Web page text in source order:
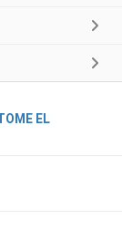
EL